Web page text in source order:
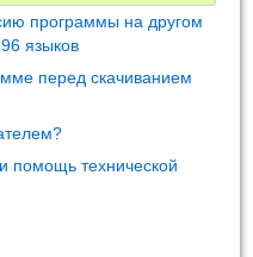
программы на другом
языков
перед скачиванием
помощь технической